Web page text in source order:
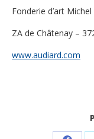
Fonderie d’art
ZA de Châtenay –
www.audiard.com